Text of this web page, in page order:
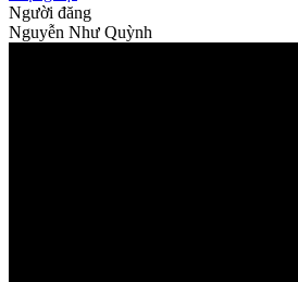
Người đăng
Nguyễn Như Quỳnh